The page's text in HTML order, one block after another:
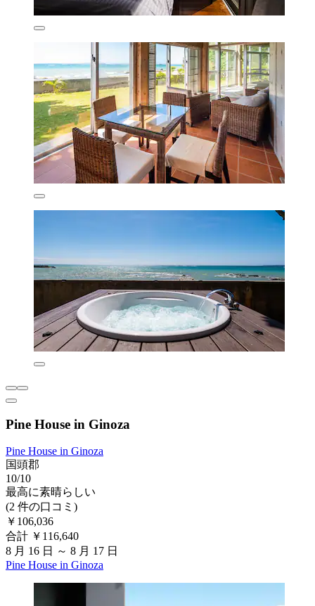
Pine House in Ginoza
Pine House in Ginoza
国頭郡
10/10
最高に素晴らしい
(2 件の口コミ)
￥106,036
合計 ￥116,640
8 月 16 日 ～ 8 月 17 日
Pine House in Ginoza